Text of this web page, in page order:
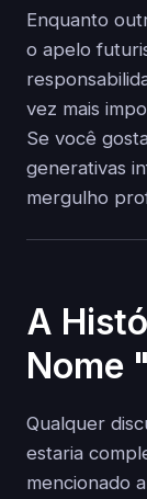
Enquanto
o apelo
vez mais
Se você
generativas
mergulho
A
Nome
Qualquer
estaria
mencionado